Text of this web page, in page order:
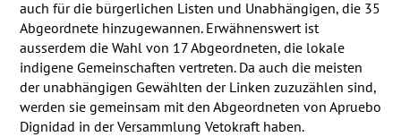
auch für die bürgerlichen Listen und Unabhängigen, die 35
Abgeordnete hinzugewannen. Erwähnenswert ist
ausserdem die Wahl von 17 Abgeordneten, die lokale
indigene Gemeinschaften vertreten. Da auch die meisten
der unabhängigen Gewählten der Linken zuzuzählen sind,
werden sie gemeinsam mit den Abgeordneten von Apruebo
Dignidad in der Versammlung Vetokraft haben.